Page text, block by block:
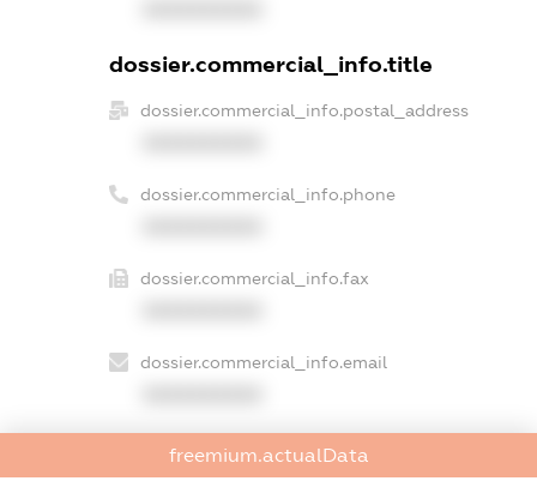
dossier.commercial_info.title
dossier.commercial_info.postal_address
dossier.commercial_info.phone
dossier.commercial_info.fax
dossier.commercial_info.email
dossier.commercial_info.website
XXXXXXXXXX
freemium.actualData